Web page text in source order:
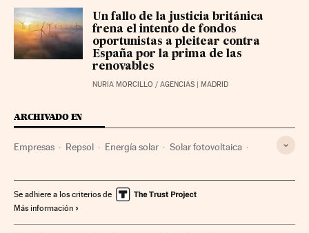
Un fallo de la justicia británica
frena el intento de fondos
oportunistas a pleitear contra
España por la prima de las
renovables
NURIA MORCILLO / AGENCIAS | MADRID
ARCHIVADO EN
Empresas Repsol Energía solar Solar fotovoltaica
Se adhiere a los criterios de
Más información